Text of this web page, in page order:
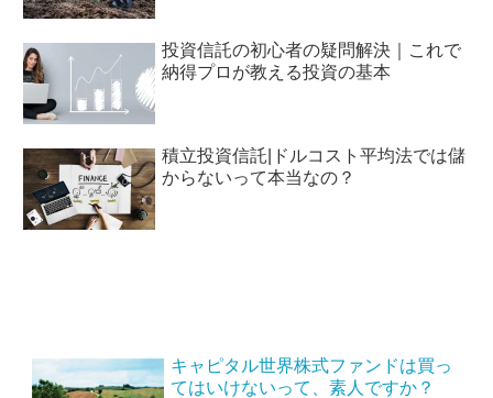
投資信託の初心者の疑問解決｜これで
納得プロが教える投資の基本
積立投資信託|ドルコスト平均法では儲
からないって本当なの？
キャピタル世界株式ファンドは買っ
てはいけないって、素人ですか？